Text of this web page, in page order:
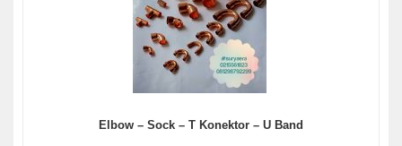
Elbow – Sock – T Konektor – U Band